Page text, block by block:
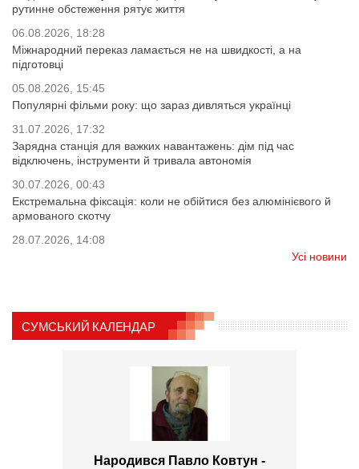
рутинне обстеження рятує життя
06.08.2026, 18:28
Міжнародний переказ ламається не на швидкості, а на
підготовці
05.08.2026, 15:45
Популярні фільми року: що зараз дивляться українці
31.07.2026, 17:32
Зарядна станція для важких навантажень: дім під час
відключень, інструменти й тривала автономія
30.07.2026, 00:43
Екстремальна фіксація: коли не обійтися без алюмінієвого й
армованого скотчу
28.07.2026, 14:08
Усі новини
СУМСЬКИЙ КАЛЕНДАР
Народився Павло Ковтун -